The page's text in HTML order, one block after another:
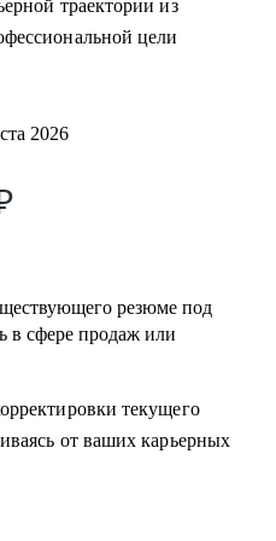
на текущей позиции и
менти: Авито, Mars,
Beiersdorf, Danone.
и совместный поиск разных
в другие сегменты
существующего
если автор вы)
на разных этапах (рекрутер,
менеджер, руководитель
траектории из
цели
2026
резюме под
в сфере продаж или
текущего
от ваших карьерных